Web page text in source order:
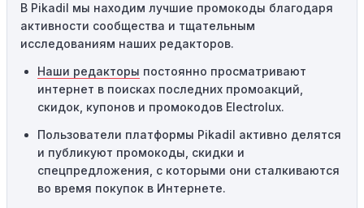
промокоды требуют соблюдения минимального
порога покупки, чтобы получить право на скидку. Если
сумма в корзине не соответствует указанному порогу,
код не сработает.
Географические ограничения:Действие некоторых
промокодов может быть ограничено определенными
местами или регионами. Если вы находитесь за
пределами указанного региона, то код не будет
применяться.
В Pikadil мы находим лучшие промокоды благодаря
активности сообщества и тщательным
исследованиям наших редакторов.
Наши редакторы постоянно просматривают
интернет в поисках последних промоакций,
скидок, купонов и промокодов Electrolux.
Пользователи платформы Pikadil активно делятся
и публикуют промокоды, скидки и
спецпредложения, с которыми они сталкиваются
во время покупок в Интернете.